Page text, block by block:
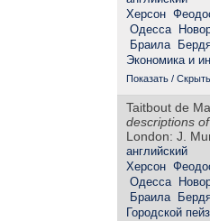
Херсон
Одесса
Браила
Экономика и
Показать /
Taitbout de
descriptions
London: J.
английский
Херсон
Одесса
Браила
Городской